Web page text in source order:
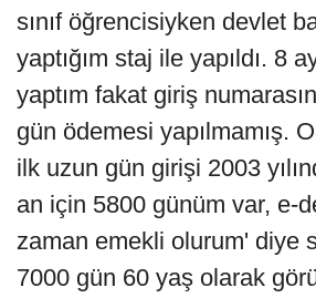
sınıf öğrencisiyken devlet
yaptığım staj ile yapıldı. 8
yaptım fakat giriş
gün ödemesi yapılmamış.
ilk uzun gün girişi 2003
an için 5800 günüm var, e-
zaman emekli olurum' diye
7000 gün 60 yaş olarak